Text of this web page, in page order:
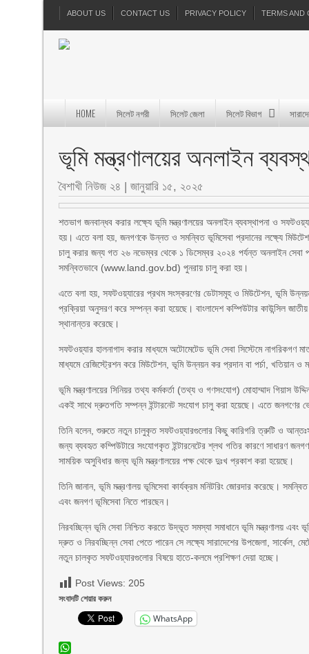
ABOUT US CONTACT US PRIVACY POLICY TERMS AND
HOME সিলেট নগরী সিলেট জেলা সিলেট বিভাগ
ভূমি মন্ত্রণালয়ের অনলাইন
বৈশাখী নিউজ ২৪ | জানুয়ারি ১৫, ২০২৫
শতভাগ জনবান্ধব করার লক্ষ্যে ভূমি মন্ত্রণালয়ের অনলাইন ব্যবস্থাপনা ও
হয়। এতে বলা হয়, জনগণকে উন্নত ও সমন্বিত ভূমিসেবা প্রদানের লক্ষ্যে
চালু করার জন্য গত ২৬ নভেম্বর থেকে ১ ডিসেম্বর ২০২৪ পর্যন্ত অনলাইন সেবা
সমন্বিতভাবে (www.land.gov.bd) পুনরায় চালু করা হয়।
এতে বলা হয়, সফটওয়্যারের প্রথম সংস্করণের ডেটাসমূহ ও মিউটেশন, ভূমি
প্রক্রিয়া অনুসরণ করে সম্পন্ন করা হয়েছে। বাংলাদেশ কম্পিউটার কাউন্সিল
স্থানান্তর করেছে।
সফটওয়্যার হালনাগাদ করার মাধ্যমে অটোমেটেড ভূমি সেবা সিস্টেমে
মাধ্যমে রেজিস্ট্রেশন করে মিউটেশন, ভূমি উন্নয়ন কর প্রদান বা পর্চা,
ভূমি মন্ত্রণালয়ের সিনিয়র তথ্য কর্মকর্তা (তথ্য ও গণসংযোগ) মোহাম্মাদ গিয়াস
একই সাথে দ্রুতগতি সম্পন্ন ইন্টারনেট সংযোগ চালু করা হয়েছে। এতে জনগণের
তিনি বলেন, শুরুতে নতুন চালুকৃত সফটওয়্যারগুলোর কিছু কারিগরি ত্রুটি ও
জন্য ব্যবহৃত কম্পিউটারে সংযোগকৃত ইন্টারনেটের শ্লথ গতির কারণে সাধারণ
সাময়িক অসুবিধার জন্য ভূমি মন্ত্রণালয়ের পক্ষ থেকে দুঃখ প্রকাশ করা হয়েছে।
তিনি জানান, ভূমি মন্ত্রণালয় ভূমিসেবা কার্যক্রম মনিটরিং জোরদার করেছে।
এবং জনগণ ভূমিসেবা নিতে পারছেন।
নিরবচ্ছিন্ন ভূমি সেবা নিশ্চিত করতে উদ্ভূত সমস্যা সমাধানে ভূমি মন্ত্রণালয়
দ্রুত ও নিরবচ্ছিন্ন সেবা পেতে পারেন সে লক্ষ্যে সারাদেশের উপজেলা, সার্কেল,
নতুন চালকৃত সফটওয়্যারগুলোর বিষয়ে হাতে-কলমে প্রশিক্ষণ দেয়া হচ্ছে।
Post Views: 205
সংবাদটি শেয়ার করুন
WhatsApp